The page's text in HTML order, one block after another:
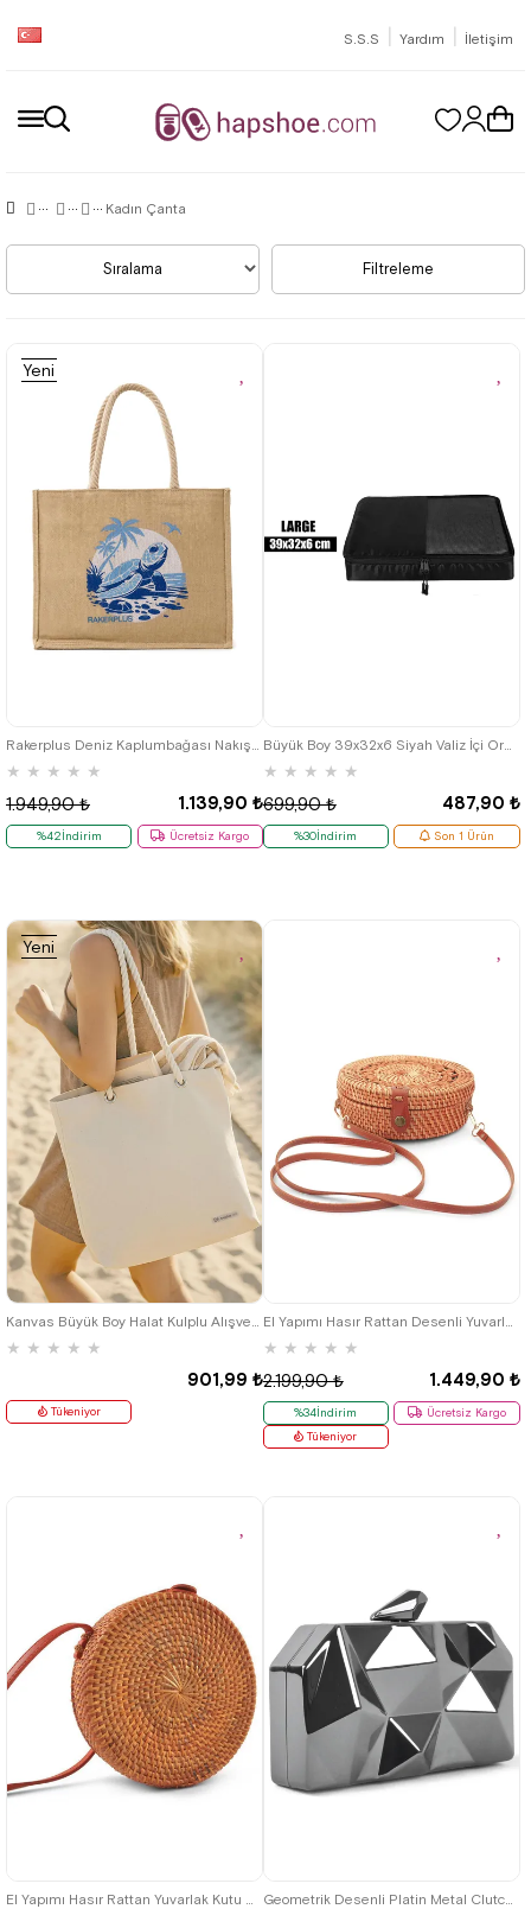
S.S.S | Yardım | İletişim
Kadın Çanta
Filtreleme
Sıralama
Rakerplus Deniz Kaplumbağası Nakışlı Jüt Alışveriş ve Plaj Çantası
★ ★ ★ ★ ★
1.139,90 ₺
1.949,90 ₺
%42İndirim Ücretsiz Kargo
Yeni
Büyük Boy 39x32x6 Siyah Valiz İçi Organizer Çanta
★ ★ ★ ★ ★
487,90 ₺
699,90 ₺
%30İndirim Son 1 Ürün
Kanvas Büyük Boy Halat Kulplu Alışveriş Plaj Bebek Bakım Omuz Çantası
★ ★ ★ ★ ★
901,99 ₺
Yeni
Ürün
Tükeniyor
El Yapımı Hasır Rattan Desenli Yuvarlak Kutu Çanta
★ ★ ★ ★ ★
1.449,90 ₺
2.199,90 ₺
%34İndirim
Ücretsiz Kargo
Tükeniyor
Geometrik Desenli Platin Metal Clutch Abiye Çanta